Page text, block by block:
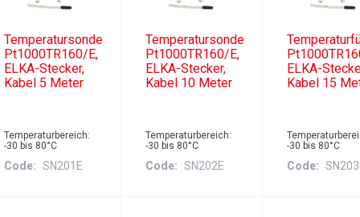
Temperatursonde
Pt1000TR160/E,
ELKA-Stecker,
Kabel 5 Meter
Temperaturbereich:
-30 bis 80°C
Code SN201E
Temperatursonde
Pt1000TR160/E,
ELKA-Stecker,
Kabel 10 Meter
Temperaturbereich:
-30 bis 80°C
Code SN202E
ELKA-
Kabel 15
-30 bis 80°C
Code